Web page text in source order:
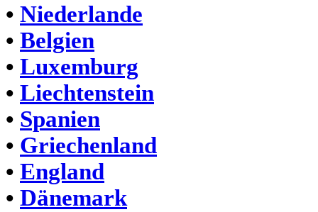
• Niederlande
• Belgien
• Luxemburg
• Liechtenstein
• Spanien
• Griechenland
• England
• Dänemark